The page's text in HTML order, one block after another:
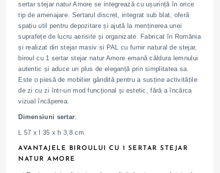
sertar stejar natur Amore se integrează cu ușurință în orice
tip de amenajare. Sertarul discret, integrat sub blat, oferă
spațiu util pentru depozitare și ajută la menținerea unei
suprafețe de lucru aerisite și organizate. Fabricat în România
și realizat din stejar masiv si PAL cu furnir natural de stejar,
biroul cu 1 sertar stejar natur Amore emană căldura lemnului
autentic și aduce un plus de eleganță prin simplitatea sa.
Este o piesă de mobilier gândită pentru a susține activitățile
de zi cu zi într-un mod funcțional și estetic, fără a încărca
vizual încăperea.
Dimensiuni sertar:
L 57 x l 35 x h 3,8 cm
AVANTAJELE BIROULUI CU 1 SERTAR STEJAR
NATUR AMORE